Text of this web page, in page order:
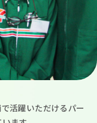
活躍いただけるパー